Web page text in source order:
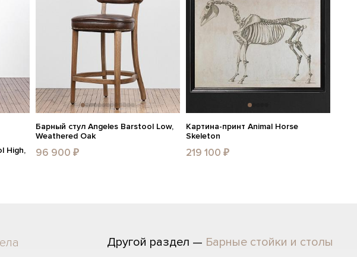
High,
Барный стул Angeles Barstool Low,
Weathered Oak
96 900 ₽
Картина-принт Animal Horse
Skeleton
219 100 ₽
Другой раздел — Барные стойки и столы